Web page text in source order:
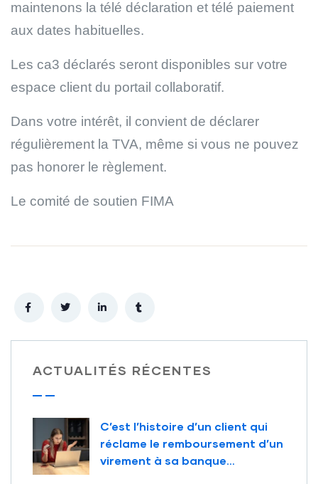
maintenons la télé déclaration et télé paiement
aux dates habituelles.
Les ca3 déclarés seront disponibles sur votre
espace client du portail collaboratif.
Dans votre intérêt, il convient de déclarer
régulièrement la TVA, même si vous ne pouvez
pas honorer le règlement.
Le comité de soutien FIMA
ACTUALITÉS RÉCENTES
C’est l’histoire d’un client qui
réclame le remboursement d’un
virement à sa banque…